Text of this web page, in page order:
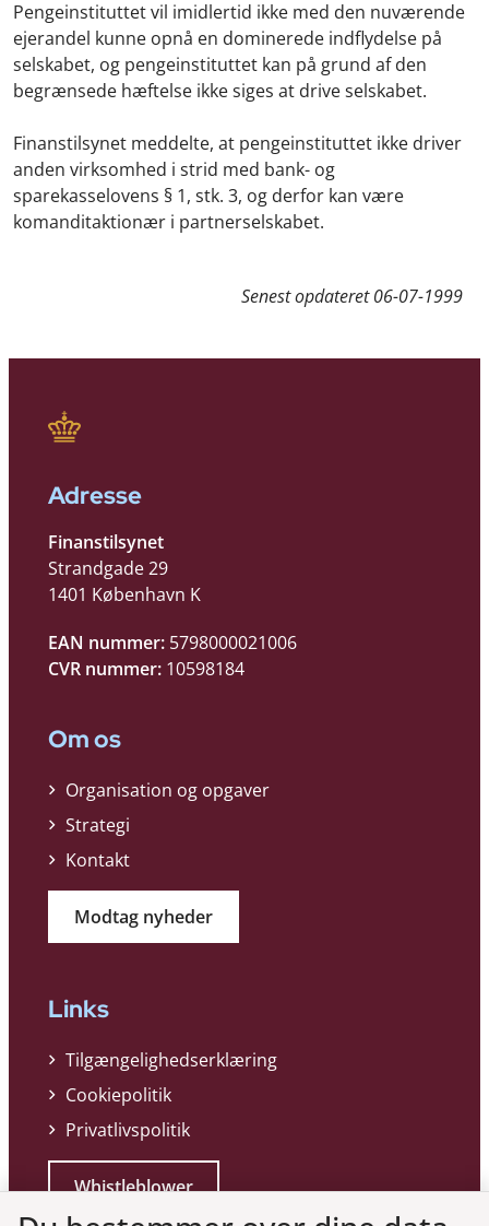
Pengeinstituttet vil imidlertid ikke med den nuværende
ejerandel kunne opnå en dominerede indflydelse på
selskabet, og pengeinstituttet kan på grund af den
begrænsede hæftelse ikke siges at drive selskabet.
Finanstilsynet meddelte, at pengeinstituttet ikke driver
anden virksomhed i strid med bank- og
sparekasselovens § 1, stk. 3, og derfor kan være
komanditaktionær i partnerselskabet.
Senest opdateret06-07-1999
Adresse
Finanstilsynet
Strandgade 29
1401 København K
EAN nummer: 5798000021006
CVR nummer: 10598184
Om os
Organisation og opgaver
Strategi
Kontakt
Modtag nyheder
Links
Tilgængelighedserklæring
Cookiepolitik
Privatlivspolitik
Whistleblower